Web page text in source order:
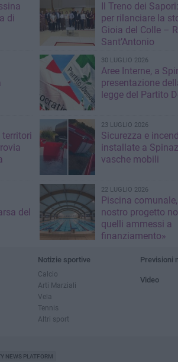
di
Il Treno dei
per rilanciare la
Gioia del Colle –
Sant’Antonio
30 LUGLIO 2026
Aree Interne, a
presentazione
legge del Partito
23 LUGLIO 2026
Sicurezza e
installate a
vasche mobili
del
22 LUGLIO 2026
Piscina
nostro progetto
quelli ammessi a
finanziamento»
Notizie sportive
Calcio
Arti Marziali
Vela
Tennis
Altri sport
Previsioni
Video
NEWS PLATFORM